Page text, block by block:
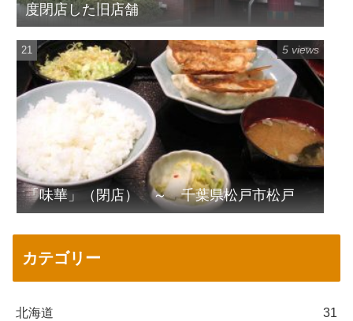
度閉店した旧店舗
「味華」（閉店） ～ 千葉県松戸市松戸
5 views
カテゴリー
北海道 31